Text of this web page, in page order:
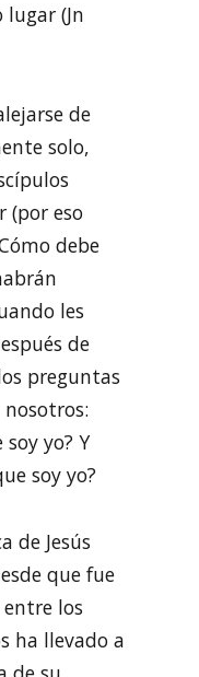
lugar (Jn
de
solo,
(por eso
debe
les
de
preguntas
yo? Y
soy yo?
de Jesús
que fue
los
ha llevado a